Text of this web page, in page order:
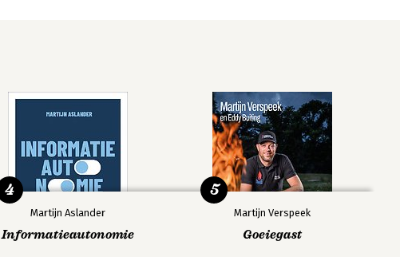
Martijn Aslander
Informatieautonomie
4
Martijn Verspeek
Goeiegast
5